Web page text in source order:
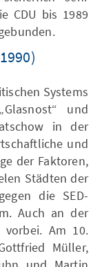
CDU bis 1989
Systems
und
in der
und
der Faktoren,
Städten der
die SED-
Auch an der
vorbei. Am 10.
Müller,